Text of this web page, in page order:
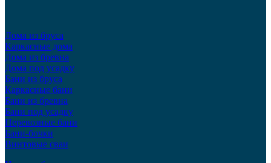
Дома из бруса
Каркасные дома
Дома из бревна
Дома под усадку
Бани из бруса
Каркасные бани
Бани из бревна
Бани под усадку
Перевозные бани
Бани-бочки
Винтовые сваи